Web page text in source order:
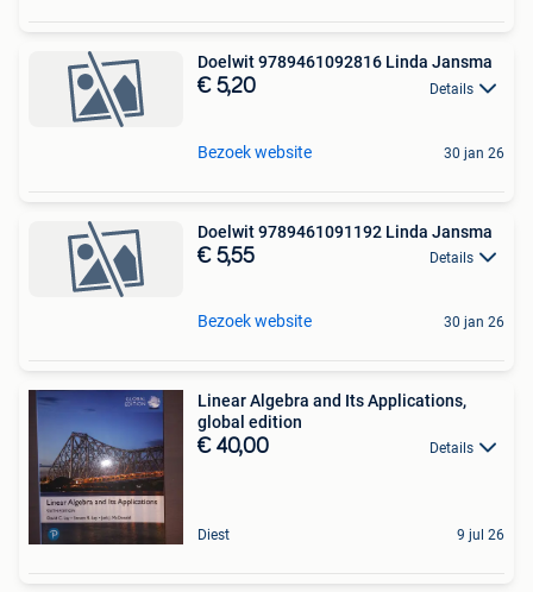
Doelwit 9789461092816 Linda Jansma
€ 5,20 Details
Bezoek website 30 jan 26
Doelwit 9789461091192 Linda Jansma
€ 5,55 Details
Bezoek website 30 jan 26
Linear Algebra and Its Applications,
global edition
€ 40,00 Details
Diest 9 jul 26